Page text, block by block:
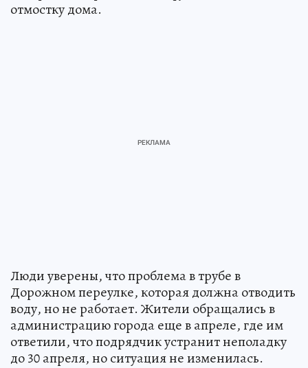
отмостку дома.
Люди уверены, что проблема в трубе в
Дорожном переулке, которая должна отводить
воду, но не работает. Жители обращались в
администрацию города еще в апреле, где им
ответили, что подрядчик устранит неполадку
до 30 апреля, но ситуация не изменилась.